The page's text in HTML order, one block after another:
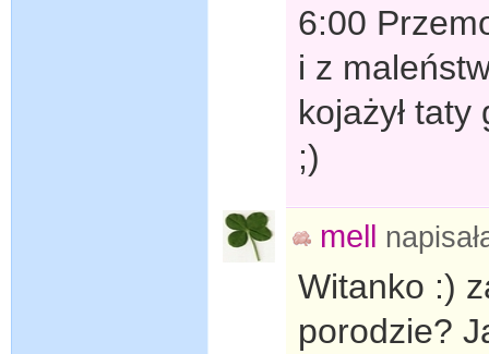
6:00
i z
kojażył
;)
mell
Witanko :)
porodzie?